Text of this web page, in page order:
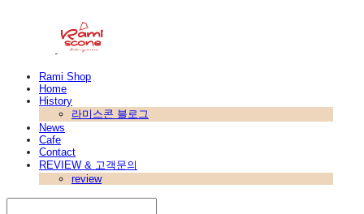
Rami Shop
Home
History
라미스콘 블로그
News
Cafe
Contact
REVIEW & 고객문의
review